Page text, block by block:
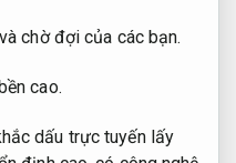
chờ đợi của các bạn.
cao.
dấu trực tuyến lấy